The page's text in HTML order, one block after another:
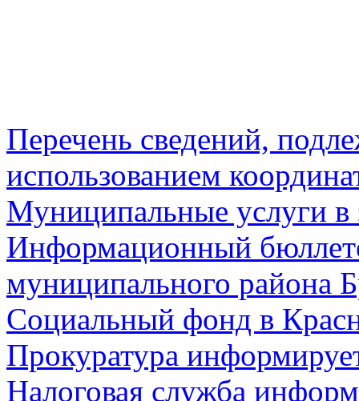
Перечень сведений,
использованием
Муниципальные услуги в
Информационный
муниципального района
Социальный фонд в
Прокуратура
Налоговая служба